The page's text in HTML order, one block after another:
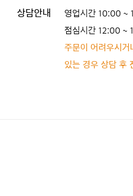
상담안내
영업시간 10:00 ~
점심시간 12:00 ~
주문이 어려우시거
있는 경우 상담 후